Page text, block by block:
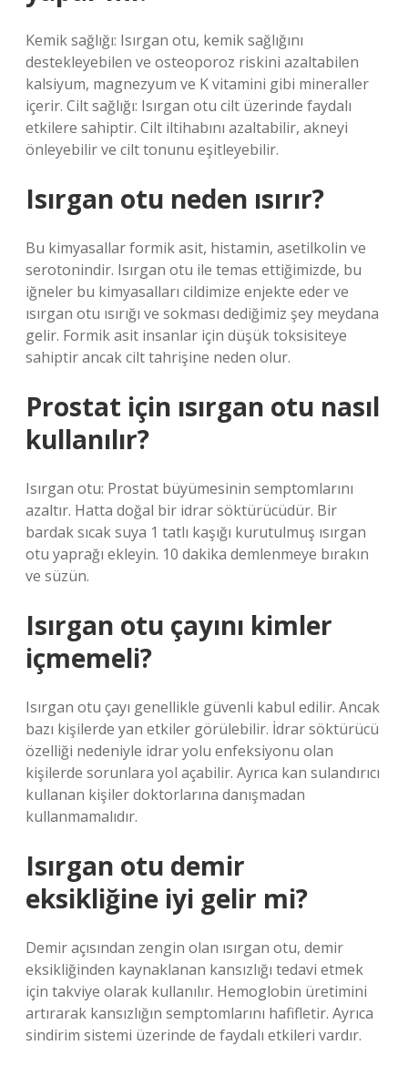
Kemik sağlığı: Isırgan otu, kemik sağlığını
destekleyebilen ve osteoporoz riskini azaltabilen
kalsiyum, magnezyum ve K vitamini gibi mineraller
içerir. Cilt sağlığı: Isırgan otu cilt üzerinde faydalı
etkilere sahiptir. Cilt iltihabını azaltabilir, akneyi
önleyebilir ve cilt tonunu eşitleyebilir.
Isırgan otu neden ısırır?
Bu kimyasallar formik asit, histamin, asetilkolin ve
serotonindir. Isırgan otu ile temas ettiğimizde, bu
iğneler bu kimyasalları cildimize enjekte eder ve
ısırgan otu ısırığı ve sokması dediğimiz şey meydana
gelir. Formik asit insanlar için düşük toksisiteye
sahiptir ancak cilt tahrişine neden olur.
Prostat için ısırgan otu nasıl
kullanılır?
Isırgan otu: Prostat büyümesinin semptomlarını
azaltır. Hatta doğal bir idrar söktürücüdür. Bir
bardak sıcak suya 1 tatlı kaşığı kurutulmuş ısırgan
otu yaprağı ekleyin. 10 dakika demlenmeye bırakın
ve süzün.
Isırgan otu çayını kimler
içmemeli?
Isırgan otu çayı genellikle güvenli kabul edilir. Ancak
bazı kişilerde yan etkiler görülebilir. İdrar söktürücü
özelliği nedeniyle idrar yolu enfeksiyonu olan
kişilerde sorunlara yol açabilir. Ayrıca kan sulandırıcı
kullanan kişiler doktorlarına danışmadan
kullanmamalıdır.
Isırgan otu demir
eksikliğine iyi gelir mi?
Demir açısından zengin olan ısırgan otu, demir
eksikliğinden kaynaklanan kansızlığı tedavi etmek
için takviye olarak kullanılır. Hemoglobin üretimini
artırarak kansızlığın semptomlarını hafifletir. Ayrıca
sindirim sistemi üzerinde de faydalı etkileri vardır.